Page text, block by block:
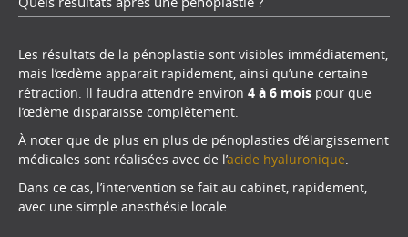
Les résultats de la pénoplastie sont visibles immédiatement,
mais l’œdème apparait rapidement, ainsi qu’une certaine
rétraction. Il faudra attendre environ 4 à 6 mois pour que
l’œdème disparaisse complètement.
À noter que de plus en plus de pénoplasties d’élargissement
médicales sont réalisées avec de l’acide hyaluronique
Dans ce cas, l’intervention se fait au cabinet, rapidement,
avec une simple anesthésie locale.